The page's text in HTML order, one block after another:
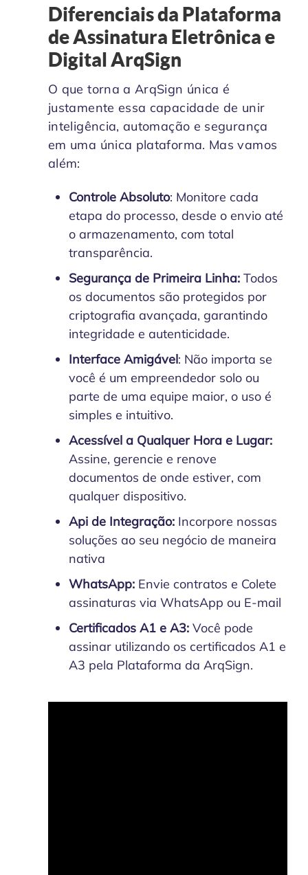
Diferenciais da Plataforma
de Assinatura Eletrônica e
Digital ArqSign
O que torna a ArqSign única é
justamente essa capacidade de unir
inteligência, automação e segurança
em uma única plataforma. Mas vamos
além:
Controle Absoluto: Monitore cada
etapa do processo, desde o envio até
o armazenamento, com total
transparência.
Segurança de Primeira Linha: Todos
os documentos são protegidos por
criptografia avançada, garantindo
integridade e autenticidade.
Interface Amigável: Não importa se
você é um empreendedor solo ou
parte de uma equipe maior, o uso é
simples e intuitivo.
Acessível a Qualquer Hora e Lugar:
Assine, gerencie e renove
documentos de onde estiver, com
qualquer dispositivo.
Api de Integração: Incorpore nossas
soluções ao seu negócio de maneira
nativa
WhatsApp: Envie contratos e Colete
assinaturas via WhatsApp ou E-mail
Certificados A1 e A3: Você pode
assinar utilizando os certificados A1 e
A3 pela Plataforma da ArqSign.